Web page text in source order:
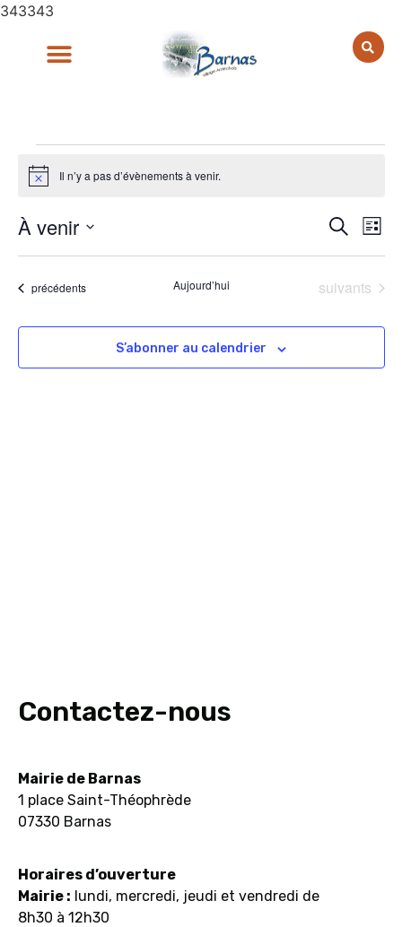
343343
Notice Il n’y a pas d’évènements à venir.
et
de
vues
de
Liste
À venir
une
Évènements
précédents Aujourd’hui Évènements
suivants
S’abonner au calendrier
Contactez-nous
Mairie de Barnas
1 place Saint-Théophrède
07330 Barnas
Horaires d’ouverture
Mairie : lundi, mercredi, jeudi et vendredi de
8h30 à 12h30